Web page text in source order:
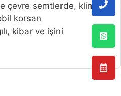
çevre semtlerde, klimalı
korsan
kibar ve işini